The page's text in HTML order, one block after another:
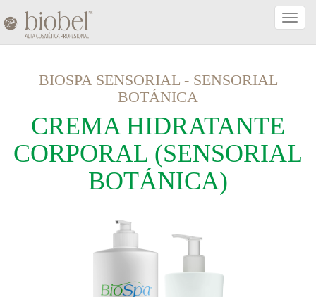
BIOSPA SENSORIAL- SENSORIAL
BOTÁNICA
CREMA HIDRATANTE
CORPORAL (SENSORIAL
BOTÁNICA)